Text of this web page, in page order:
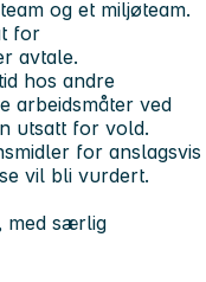
og et miljøteam.
for
avtale.
hos andre
arbeidsmåter ved
utsatt for vold.
for anslagsvis
vil bli vurdert.
med særlig